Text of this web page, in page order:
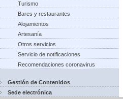
Turismo
Bares y restaurantes
Alojamientos
Artesanía
Otros servicios
Servicio de notificaciones
Recomendaciones coronavirus
Gestión de Contenidos
Sede electrónica